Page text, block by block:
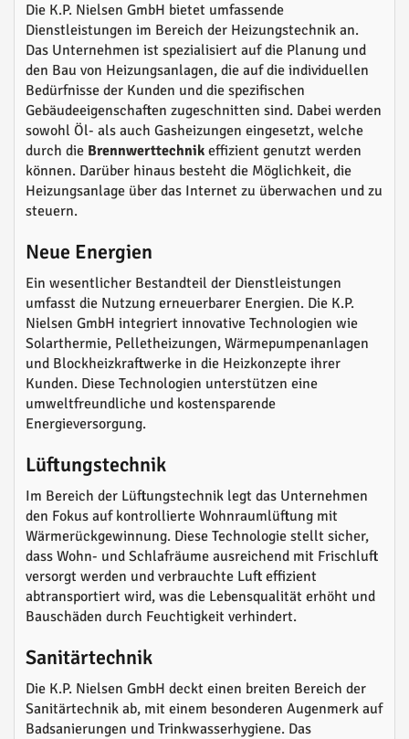
Die K.P. Nielsen GmbH bietet umfassende
Dienstleistungen im Bereich der Heizungstechnik an.
Das Unternehmen ist spezialisiert auf die Planung und
den Bau von Heizungsanlagen, die auf die individuellen
Bedürfnisse der Kunden und die spezifischen
Gebäudeeigenschaften zugeschnitten sind. Dabei werden
sowohl Öl- als auch Gasheizungen eingesetzt, welche
durch die Brennwerttechnik effizient genutzt werden
können. Darüber hinaus besteht die Möglichkeit, die
Heizungsanlage über das Internet zu überwachen und zu
steuern.
Neue Energien
Ein wesentlicher Bestandteil der Dienstleistungen
umfasst die Nutzung erneuerbarer Energien. Die K.P.
Nielsen GmbH integriert innovative Technologien wie
Solarthermie, Pelletheizungen, Wärmepumpenanlagen
und Blockheizkraftwerke in die Heizkonzepte ihrer
Kunden. Diese Technologien unterstützen eine
umweltfreundliche und kostensparende
Energieversorgung.
Lüftungstechnik
Im Bereich der Lüftungstechnik legt das Unternehmen
den Fokus auf kontrollierte Wohnraumlüftung mit
Wärmerückgewinnung. Diese Technologie stellt sicher,
dass Wohn- und Schlafräume ausreichend mit Frischluft
versorgt werden und verbrauchte Luft effizient
abtransportiert wird, was die Lebensqualität erhöht und
Bauschäden durch Feuchtigkeit verhindert.
Sanitärtechnik
Die K.P. Nielsen GmbH deckt einen breiten Bereich der
Sanitärtechnik ab, mit einem besonderen Augenmerk auf
Badsanierungen und Trinkwasserhygiene. Das